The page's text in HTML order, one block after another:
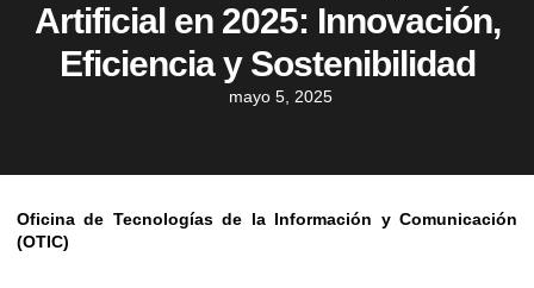
Artificial en 2025: Innovación,
Eficiencia y Sostenibilidad
mayo 5, 2025
Oficina de Tecnologías de la Información y Comunicación
(OTIC)